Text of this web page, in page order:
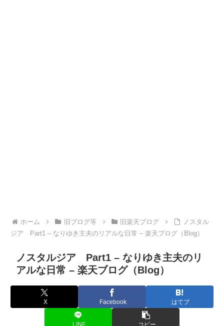
ホーム 旧ブログ等 旧楽天ブログ
ノスタル
ジア Part1 – なりゆき主夫のリアルな日常 – 楽天ブログ（Blog）
ノスタルジア Part1 – なりゆき主夫のリ
アルな日常 – 楽天ブログ（Blog）
X Facebook はてブ
LINE コピー